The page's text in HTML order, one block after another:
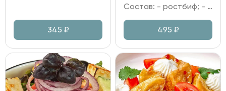
345 ₽
Состав: - ростбиф; - картофель запеченный; томаты вяленые; - томаты Черри; микс салата; лук красный; - заправка имбирная.
495 ₽